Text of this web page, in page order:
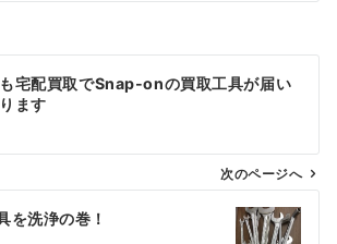
宅配買取でSnap-onの買取工具が届い
ます
次のページへ
を洗浄の巻！